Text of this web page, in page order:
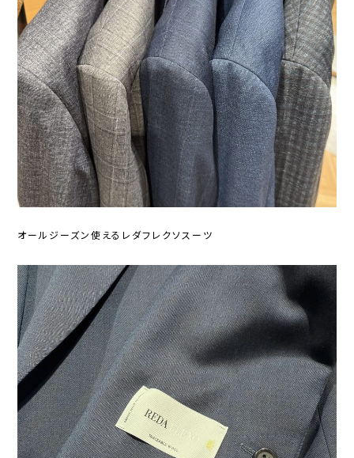
オールジーズン使えるレダフレクソスーツ